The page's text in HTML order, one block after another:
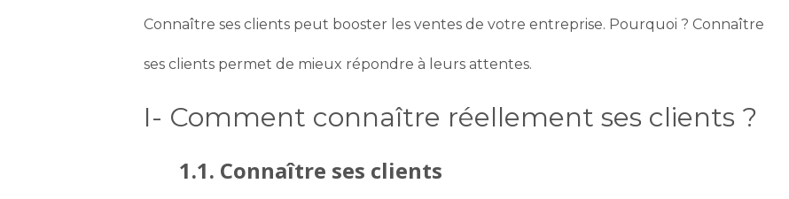
Connaître ses clients peut booster les ventes de votre entreprise. Pourquoi ? Connaître
ses clients permet de mieux répondre à leurs attentes.
I- Comment connaître réellement ses clients ?
1.1. Connaître ses clients